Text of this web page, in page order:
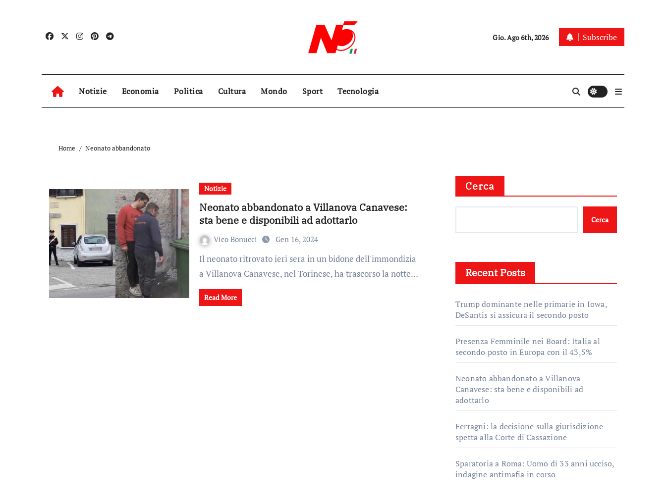
Gio. Ago 6th, 2026 Subscribe
Notizie Economia Politica Cultura Mondo Sport Tecnologia
Home Neonato abbandonato
Notizie
Neonato abbandonato a Villanova Canavese:
sta bene e disponibili ad adottarlo
Vico Bonucci Gen 16, 2024
Il neonato ritrovato ieri sera in un bidone dell'immondizia
a Villanova Canavese, nel Torinese, ha trascorso la notte…
Read More
Cerca
Cerca
Recent Posts
Trump dominante nelle primarie in Iowa,
DeSantis si assicura il secondo posto
Presenza Femminile nei Board: Italia al
secondo posto in Europa con il 43,5%
Neonato abbandonato a Villanova
Canavese: sta bene e disponibili ad
adottarlo
Ferragni: la decisione sulla giurisdizione
spetta alla Corte di Cassazione
Sparatoria a Roma: Uomo di 33 anni ucciso,
indagine antimafia in corso